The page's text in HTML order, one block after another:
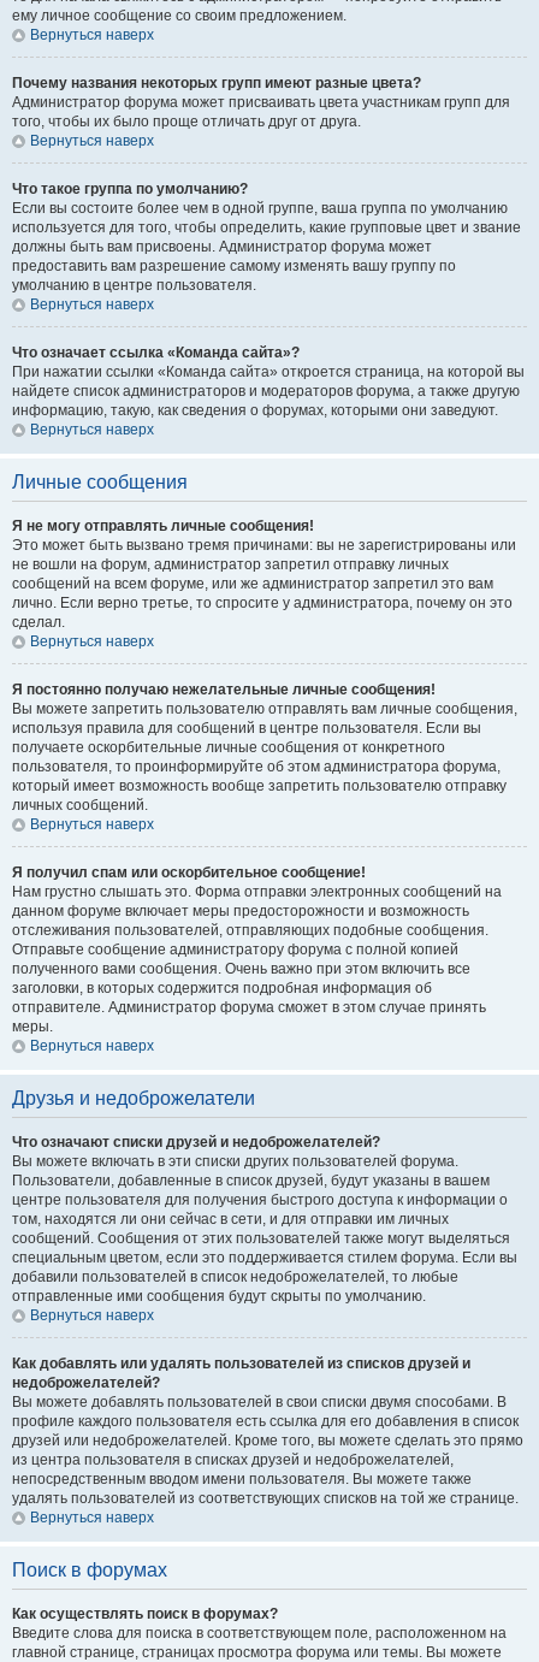
ему личное сообщение со своим предложением.
Вернуться наверх
Почему названия некоторых групп имеют разные цвета?
Администратор форума может присваивать цвета участникам групп для
того, чтобы их было проще отличать друг от друга.
Вернуться наверх
Что такое группа по умолчанию?
Если вы состоите более чем в одной группе, ваша группа по умолчанию
используется для того, чтобы определить, какие групповые цвет и звание
должны быть вам присвоены. Администратор форума может
предоставить вам разрешение самому изменять вашу группу по
умолчанию в центре пользователя.
Вернуться наверх
Что означает ссылка «Команда сайта»?
При нажатии ссылки «Команда сайта» откроется страница, на которой вы
найдете список администраторов и модераторов форума, а также другую
информацию, такую, как сведения о форумах, которыми они заведуют.
Вернуться наверх
Личные сообщения
Я не могу отправлять личные сообщения!
Это может быть вызвано тремя причинами: вы не зарегистрированы или
не вошли на форум, администратор запретил отправку личных
сообщений на всем форуме, или же администратор запретил это вам
лично. Если верно третье, то спросите у администратора, почему он это
сделал.
Вернуться наверх
Я постоянно получаю нежелательные личные сообщения!
Вы можете запретить пользователю отправлять вам личные сообщения,
используя правила для сообщений в центре пользователя. Если вы
получаете оскорбительные личные сообщения от конкретного
пользователя, то проинформируйте об этом администратора форума,
который имеет возможность вообще запретить пользователю отправку
личных сообщений.
Вернуться наверх
Я получил спам или оскорбительное сообщение!
Нам грустно слышать это. Форма отправки электронных сообщений на
данном форуме включает меры предосторожности и возможность
отслеживания пользователей, отправляющих подобные сообщения.
Отправьте сообщение администратору форума с полной копией
полученного вами сообщения. Очень важно при этом включить все
заголовки, в которых содержится подробная информация об
отправителе. Администратор форума сможет в этом случае принять
меры.
Вернуться наверх
Друзья и недоброжелатели
Что означают списки друзей и недоброжелателей?
Вы можете включать в эти списки других пользователей форума.
Пользователи, добавленные в список друзей, будут указаны в вашем
центре пользователя для получения быстрого доступа к информации о
том, находятся ли они сейчас в сети, и для отправки им личных
сообщений. Сообщения от этих пользователей также могут выделяться
специальным цветом, если это поддерживается стилем форума. Если вы
добавили пользователей в список недоброжелателей, то любые
отправленные ими сообщения будут скрыты по умолчанию.
Вернуться наверх
Как добавлять или удалять пользователей из списков друзей и
недоброжелателей?
Вы можете добавлять пользователей в свои списки двумя способами. В
профиле каждого пользователя есть ссылка для его добавления в список
друзей или недоброжелателей. Кроме того, вы можете сделать это прямо
из центра пользователя в списках друзей и недоброжелателей,
непосредственным вводом имени пользователя. Вы можете также
удалять пользователей из соответствующих списков на той же странице.
Вернуться наверх
Поиск в форумах
Как осуществлять поиск в форумах?
Введите слова для поиска в соответствующем поле, расположенном на
главной странице, страницах просмотра форума или темы. Вы можете